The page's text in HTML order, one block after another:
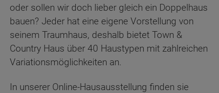
oder sollen wir doch lieber gleich ein Doppelhaus
bauen? Jeder hat eine eigene Vorstellung von
seinem Traumhaus, deshalb bietet Town &
Country Haus über 40 Haustypen mit zahlreichen
Variationsmöglichkeiten an.
In unserer Online-Hausausstellung finden sie